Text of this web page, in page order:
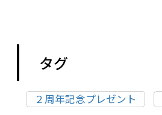
タグ
２周年記念プレゼント